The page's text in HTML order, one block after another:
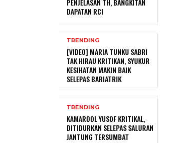
PENJELASAN TH, BANGKITAN
DAPATAN RCI
TRENDING
[VIDEO] MARIA TUNKU SABRI
TAK HIRAU KRITIKAN, SYUKUR
KESIHATAN MAKIN BAIK
SELEPAS BARIATRIK
TRENDING
KAMAROOL YUSOF KRITIKAL,
DITIDURKAN SELEPAS SALURAN
JANTUNG TERSUMBAT